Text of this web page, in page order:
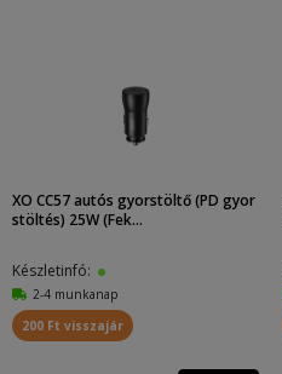
XO CC57 autós gyorstöltő (PD gyor
stöltés) 25W (Fek...
Készletinfó:
2-4 munkanap
200 Ft visszajár